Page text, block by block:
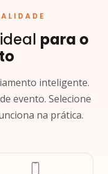
para o
inteligente.
evento. Selecione
na prática.